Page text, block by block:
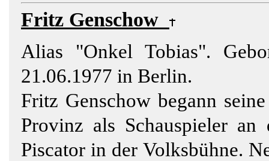
Fritz Genschow
Alias "Onkel Tobias".
21.06.1977 in Berlin.
Fritz Genschow begann
Provinz als Schauspieler an
Piscator in der Volksbühne.